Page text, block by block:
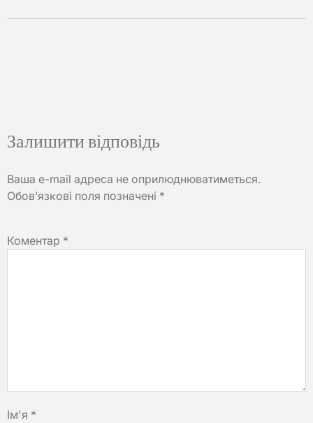
Залишити відповідь
Ваша e-mail адреса не оприлюднюватиметься.
Обов’язкові поля позначені *
Коментар *
Ім'я *